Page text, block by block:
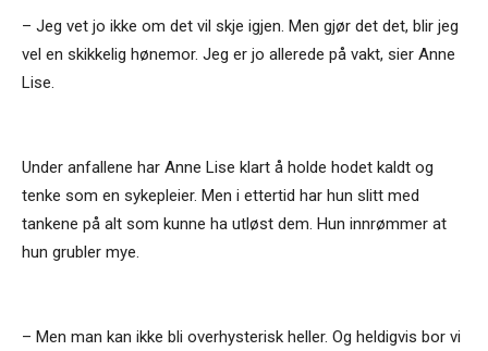
– Jeg vet jo ikke om det vil skje igjen. Men gjør det det, blir jeg
vel en skikkelig hønemor. Jeg er jo allerede på vakt, sier Anne
Lise.
Under anfallene har Anne Lise klart å holde hodet kaldt og
tenke som en sykepleier. Men i ettertid har hun slitt med
tankene på alt som kunne ha utløst dem. Hun innrømmer at
hun grubler mye.
– Men man kan ikke bli overhysterisk heller. Og heldigvis bor vi